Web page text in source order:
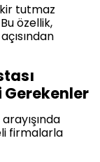
tutmaz
özellik,
Gerekenler
arayışında
firmalarla